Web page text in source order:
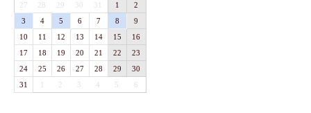
27
28 29 30 31 1
2
3
4 5 6 7 8
9
10
11 12 13 14 15
16
17
18 19 20 21 22
23
24
25 26 27 28 29
30
31
1 3 4 5 6